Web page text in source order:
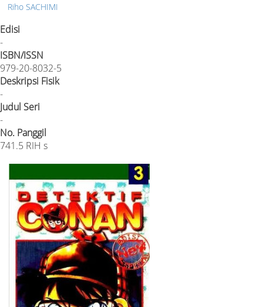
Riho SACHIMI
Edisi
-
ISBN/ISSN
979-20-8032-5
Deskripsi Fisik
-
Judul Seri
-
No. Panggil
741.5 RIH s